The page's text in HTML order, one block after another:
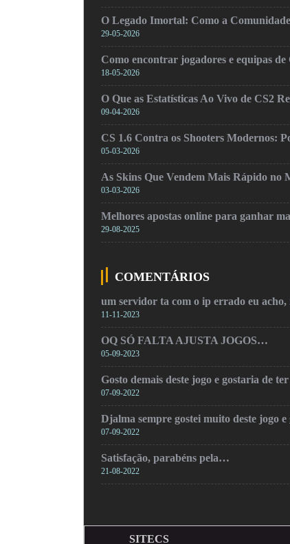
O Legado Imortal: Como a
29-05-2026
Como encontrar jogadores e equipas de
18-05-2026
O Que as Estatísticas Ao Vivo de CS2
09-04-2026
CS 1.6 Contra os Shooters Modernos:
05-03-2026
As Skins Que Vendem Mais Rápido no
03-03-2026
Melhores apostas online para ganhar
29-08-2025
COMENTÁRIOS
um servidor ta com o ip errado eu
11-11-2023
OQ SÓ FALTA AJUSTA JOGOS…
05-09-2023
Gosto demais deste jogo e gostaria de
07-09-2022
Djalma sempre gostei muito deste jogo
07-09-2022
Satisfação, parabéns pela…
21-08-2022
SITECS